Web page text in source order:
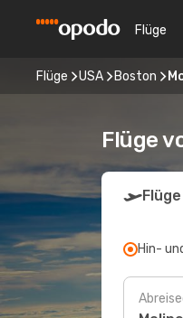
Flüge
Flüge USA Boston
Flüge
Flüge
Hin-